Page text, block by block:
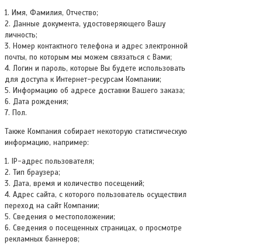
1. Имя, Фамилия, Отчество;
2. Данные документа, удостоверяющего Вашу
личность;
3. Номер контактного телефона и адрес электронной
почты, по которым мы можем связаться с Вами;
4. Логин и пароль, которые Вы будете использовать
для доступа к Интернет-ресурсам Компании;
5. Информацию об адресе доставки Вашего заказа;
6. Дата рождения;
7. Пол.
Также Компания собирает некоторую статистическую
информацию, например:
1. IP-адрес пользователя;
2. Тип браузера;
3. Дата, время и количество посещений;
4. Адрес сайта, с которого пользователь осуществил
переход на сайт Компании;
5. Сведения о местоположении;
6. Сведения о посещенных страницах, о просмотре
рекламных баннеров;